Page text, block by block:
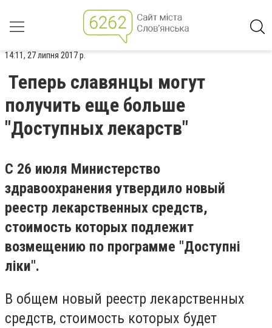
14:11, 27 липня 2017 р.
Теперь славянцы могут
получить еще больше
"Доступных лекарств"
С 26 июля Министерство
здравоохранения утвердило новый
реестр лекарственных средств,
стоимость которых подлежит
возмещению по программе "Доступні
ліки".
В общем новый реестр лекарственных
средств, стоимость которых будет